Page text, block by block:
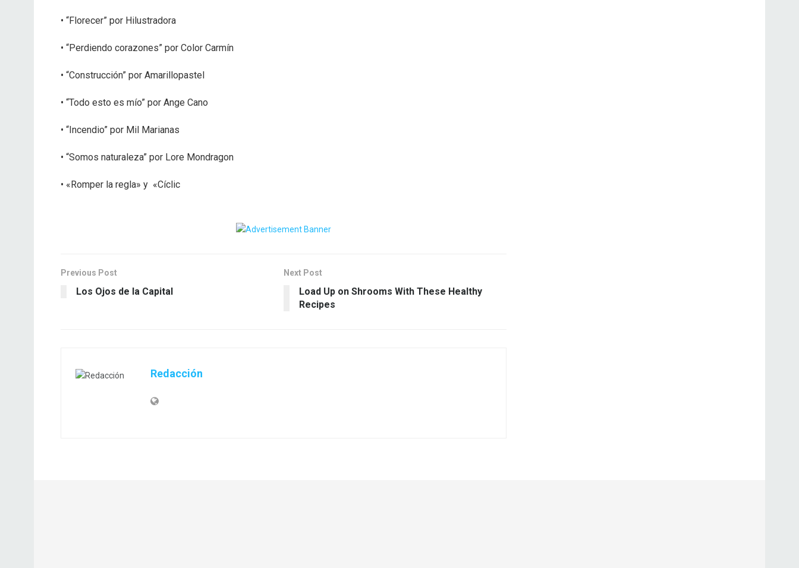
• “Florecer” por Hilustradora
• “Perdiendo corazones” por Color Carmín
• “Construcción” por Amarillopastel
• “Todo esto es mío” por Ange Cano
• “Incendio” por Mil Marianas
• “Somos naturaleza” por Lore Mondragon
• «Romper la regla» y «Cíclic
Previous Post
Los Ojos de la Capital
Next Post
Load Up on Shrooms With These Healthy
Recipes
Redacción